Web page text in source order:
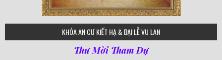
75
KHÓA AN CƯ KIẾT HẠ & ĐẠI LỄ VU LAN
Thư Mời Tham Dự